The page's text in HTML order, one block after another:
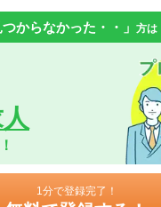
からなかった・・」 方は
1分で登録完了！